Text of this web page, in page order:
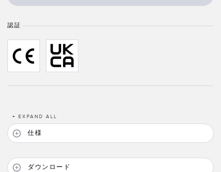
認証
+ EXPAND ALL
仕様
ダウンロード